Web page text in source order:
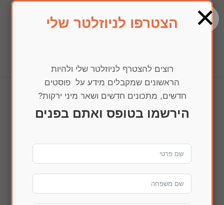
× הצטרפו לניוזלטר שלי
רוצים להצטרף לניוזלטר שלי ולהיות
הראשונים שמקבלים מידע על פוסטים
חדשים, מתכונים חדשים ושאר מיני ירקות?
הירשמו בטופס ואתם בפנים
IMG_0023